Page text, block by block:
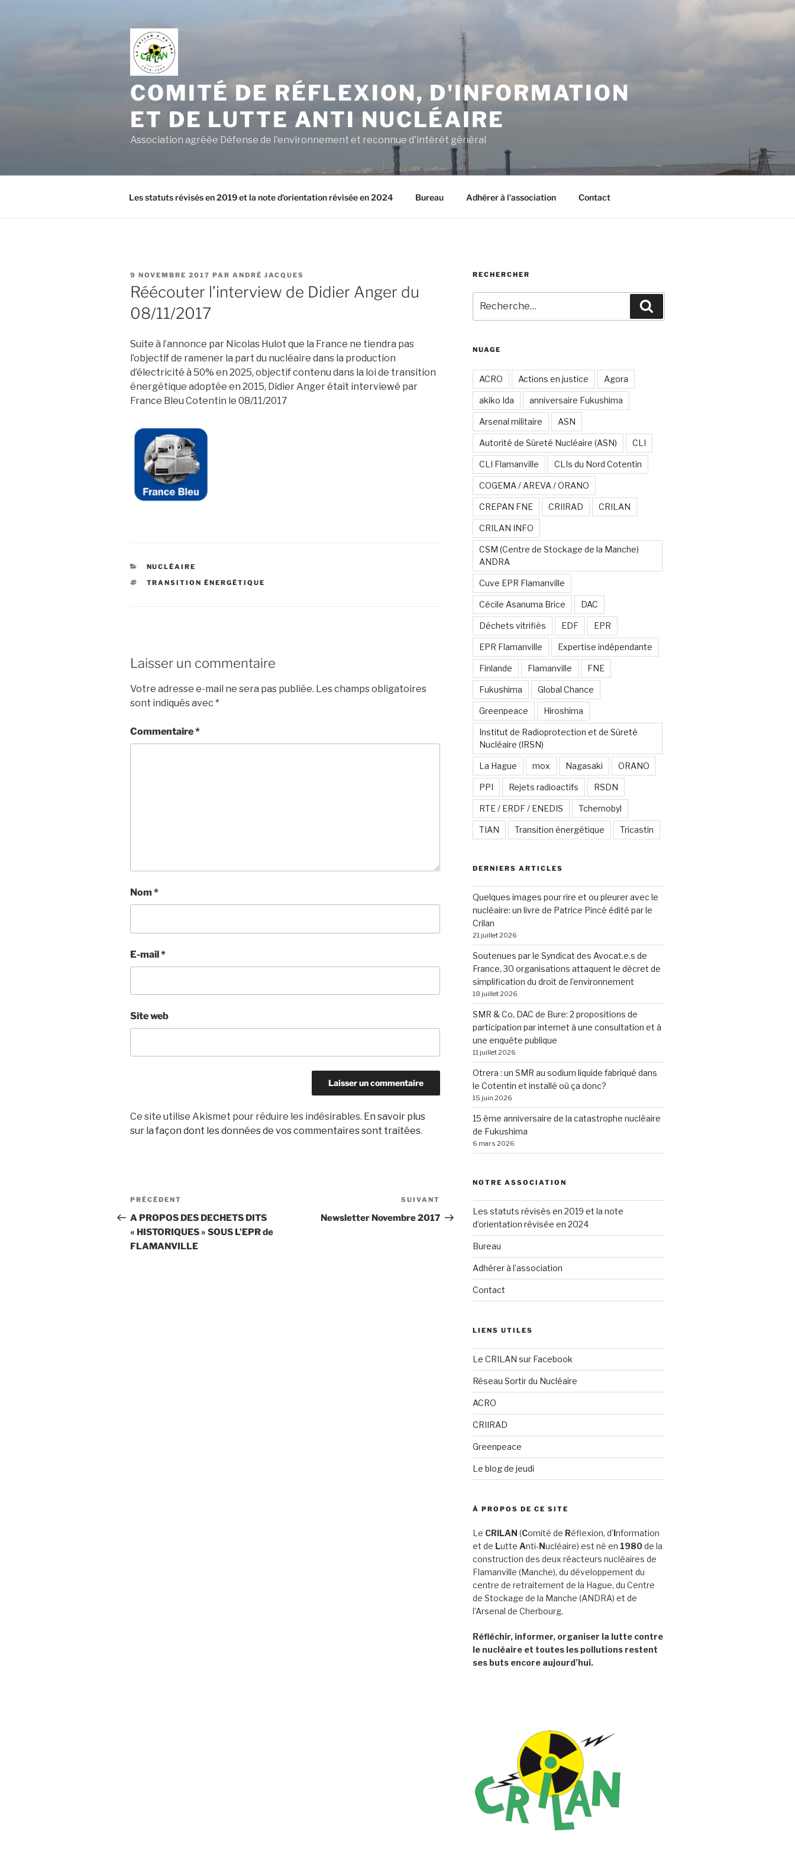
COMITÉ DE RÉFLEXION, D'INFORMATION
ET DE LUTTE ANTI NUCLÉAIRE
Association agréée Défense de l'environnement et reconnue d'intérêt général
Les statuts révisés en 2019 et la note d’orientation révisée en 2024 Bureau Adhérer à l’association Contact
PUBLIÉ
LE
9 NOVEMBRE 2017 PAR ANDRÉ JACQUES
Réécouter l’interview de Didier Anger du
08/11/2017
Suite à l’annonce par Nicolas Hulot que la France ne tiendra pas
l’objectif de ramener la part du nucléaire dans la production
d’électricité à 50% en 2025, objectif contenu dans la loi de transition
énergétique adoptée en 2015, Didier Anger était interviewé par
France Bleu Cotentin le 08/11/2017
CATÉGORIES
NUCLÉAIRE
ÉTIQUETTES
TRANSITION ÉNERGÉTIQUE
Laisser un commentaire
Votre adresse e-mail ne sera pas publiée. Les champs obligatoires
sont indiqués avec *
Commentaire*
Nom *
E-mail*
Site web
Ce site utilise Akismet pour réduire les indésirables. En savoir plus
sur la façon dont les données de vos commentaires sont traitées.
Navigation
de
l’article
Article
précédent
PRÉCÉDENT
A PROPOS DES DECHETS DITS
« HISTORIQUES » SOUS L’EPR de
FLAMANVILLE
suivant
SUIVANT
Newsletter Novembre 2017
RECHERCHER
pour
:
NUAGE
ACRO Actions en justice Agora
akiko Ida anniversaire Fukushima
Arsenal militaire ASN
Autorité de Sûreté Nucléaire (ASN) CLI
CLI Flamanville CLIs du Nord Cotentin
COGEMA / AREVA / ORANO
CREPAN FNE CRIIRAD CRILAN
CRILAN INFO
CSM (Centre de Stockage de la Manche)
ANDRA
Cuve EPR Flamanville
Cécile Asanuma Brice DAC
Déchets vitrifiés EDF EPR
EPR Flamanville Expertise indépendante
Finlande Flamanville FNE
Fukushima Global Chance
Greenpeace Hiroshima
Institut de Radioprotection et de Sûreté
Nucléaire (IRSN)
La Hague mox Nagasaki ORANO
PPI Rejets radioactifs RSDN
RTE / ERDF / ENEDIS Tchernobyl
TIAN Transition énergétique Tricastin
DERNIERS ARTICLES
Quelques images pour rire et ou pleurer avec le
nucléaire: un livre de Patrice Pincé édité par le
Crilan
21 juillet 2026
Soutenues par le Syndicat des Avocat.e.s de
France, 30 organisations attaquent le décret de
simplification du droit de l’environnement
18 juillet 2026
SMR & Co, DAC de Bure: 2 propositions de
participation par internet à une consultation et à
une enquête publique
11 juillet 2026
Otrera : un SMR au sodium liquide fabriqué dans
le Cotentin et installé où ça donc?
15 juin 2026
15 ème anniversaire de la catastrophe nucléaire
de Fukushima
6 mars 2026
NOTRE ASSOCIATION
Les statuts révisés en 2019 et la note
d’orientation révisée en 2024
Bureau
Adhérer à l’association
Contact
LIENS UTILES
Le CRILAN sur Facebook
Réseau Sortir du Nucléaire
ACRO
CRIIRAD
Greenpeace
Le blog de jeudi
À PROPOS DE CE SITE
Le CRILAN (Comité de Réflexion, d’Information
et de Lutte Anti-Nucléaire) est né en 1980de la
construction des deux réacteurs nucléaires de
Flamanville (Manche), du développement du
centre de retraitement de la Hague, du Centre
de Stockage de la Manche (ANDRA) et de
l’Arsenal de Cherbourg.
Réfléchir, informer, organiser la lutte contre
le nucléaire et toutes les pollutions restent
ses buts encore aujourd’hui.